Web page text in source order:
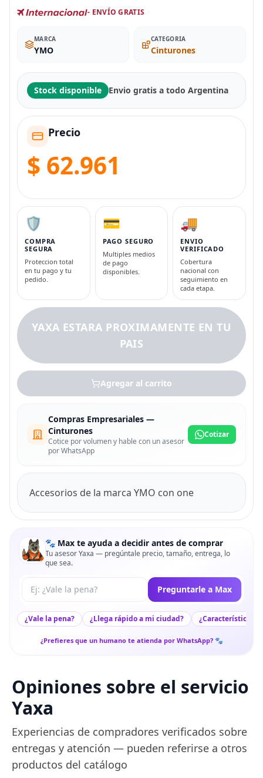
- ENVÍO GRATIS
MARCA
YMO
CATEGORIA
Cinturones
Stock disponible Envio gratis a todo Argentina
Precio
$ 62.961
🛡️
COMPRA
SEGURA
Proteccion total
en tu pago y tu
pedido.
💳
PAGO SEGURO
Multiples medios
de pago
disponibles.
🚚
ENVIO
VERIFICADO
Cobertura
nacional con
seguimiento en
cada etapa.
YAXA ESTARA PROXIMAMENTE EN TU
PAIS
Agregar al carrito
Compras Empresariales —
Cinturones
Cotice por volumen y hable con un asesor
por WhatsApp
Cotizar
Accesorios de la marca YMO con one
🐾 Max te ayuda a decidir antes de comprar
Tu asesor Yaxa — pregúntale precio, tamaño, entrega, lo
que sea.
Tu pregunta a Max Preguntarle a Max
¿Vale la pena? ¿Llega rápido a mi ciudad? ¿Características
¿Prefieres que un humano te atienda por WhatsApp? 🐾
Opiniones sobre el servicio
Yaxa
Experiencias de compradores verificados sobre
entregas y atención — pueden referirse a otros
productos del catálogo